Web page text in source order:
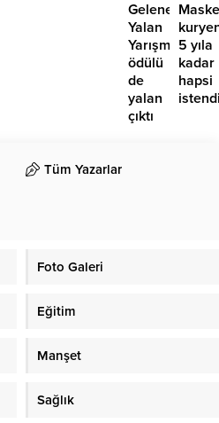
Geleneksel
Yalan
Yarışması’nın
ödülü
de
yalan
çıktı
5 yıla
kadar
hapsi
Tüm Yazarlar
Foto Galeri
Eğitim
Manşet
Sağlık